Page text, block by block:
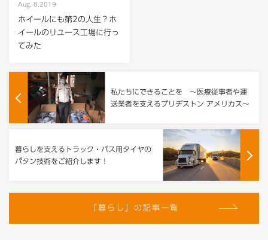
ホイールにも第2の人生？ホ
イールのリユース工場に行っ
てみた
Aug. 8.2019
私たちにできることを ～医療従事者や運
送業者を支えるブリヂストン アメリカス～
暮らしを支えるトラック・バス用タイヤの
パタン技術をご紹介します！
「暮らし」の記事一覧